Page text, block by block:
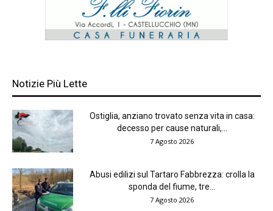
Notizie Più Lette
Ostiglia, anziano trovato senza vita in casa:
decesso per cause naturali,...
7 Agosto 2026
Abusi edilizi sul Tartaro Fabbrezza: crolla la
sponda del fiume, tre...
7 Agosto 2026